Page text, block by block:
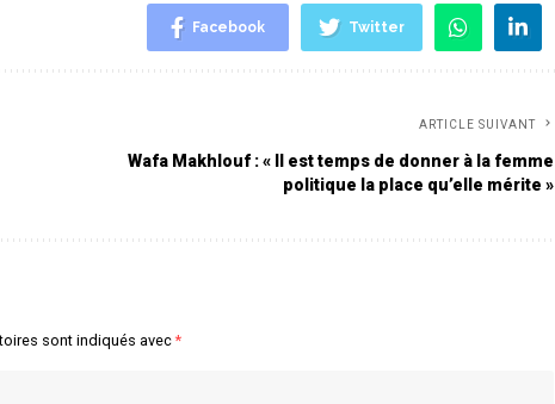
Facebook Twitter
ARTICLE SUIVANT
Wafa Makhlouf : « Il est temps de donner à la femme
politique la place qu’elle mérite »
sont indiqués avec*